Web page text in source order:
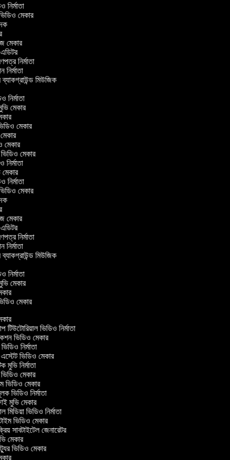
নির্মাতা
মেকার
মেকার
এডিটর
নির্মাতা
নির্মাতা
ব্যাকগ্রাউন্ড মিউজিক
নির্মাতা
মেকার
মেকার
মেকার
মেকার
মেকার
নির্মাতা
মেকার
নির্মাতা
মেকার
মেকার
এডিটর
নির্মাতা
নির্মাতা
ব্যাকগ্রাউন্ড মিউজিক
নির্মাতা
মেকার
মেকার
ভিডিও নির্মাতা
ভিডিও মেকার
নির্মাতা
ভিডিও মেকার
মুভি নির্মাতা
মেকার
ভিডিও মেকার
ভিডিও নির্মাতা
মুভি মেকার
ভিডিও নির্মাতা
ভিডিও মেকার
সাবটাইটেল জেনারেটর
মেকার
ভিডিও মেকার